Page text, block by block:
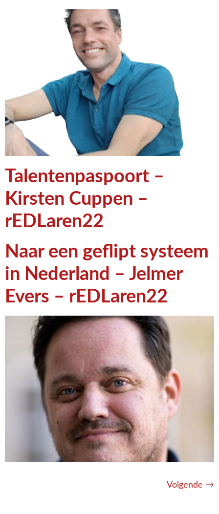
Talentenpaspoort –
Kirsten Cuppen –
rEDLaren22
Naar een geflipt systeem
in Nederland – Jelmer
Evers – rEDLaren22
Volgende →